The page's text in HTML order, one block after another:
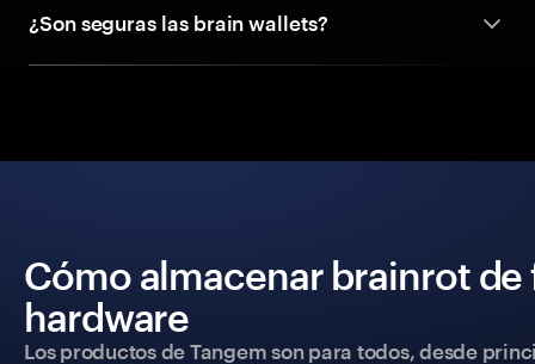
¿Son seguras las brain wallets?
Cómo almacenar brainrot
hardware
Los productos de Tangem son para todos, desde